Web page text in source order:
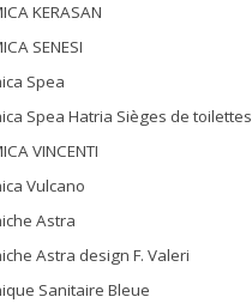
KERASAN
SENESI
Spea
Spea Hatria Sièges de toilettes
VINCENTI
Vulcano
Astra
Astra design F. Valeri
Sanitaire Bleue